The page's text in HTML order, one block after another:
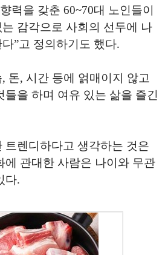
력을 갖춘 60~70대 노인들이
감각으로 사회의 선두에 나
”고 정의하기도 했다.
돈, 시간 등에 얽매이지 않고
들을 하며 여유 있는 삶을 즐긴
트렌디하다고 생각하는 것은
에 관대한 사람은 나이와 무관
다.